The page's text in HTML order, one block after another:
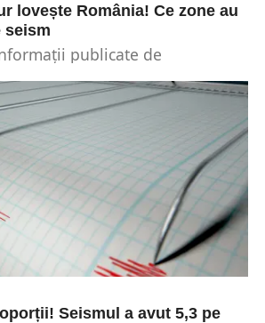
lovește România! Ce zone au
seism
publicate de
(INCDFP), un nou...
Seismul a avut 5,3 pe